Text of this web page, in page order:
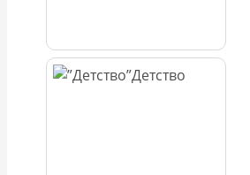
Детство